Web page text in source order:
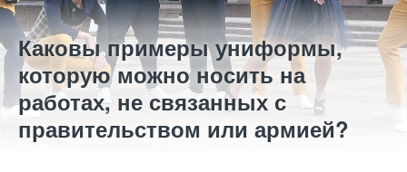
Каковы примеры униформы,
которую можно носить на
работах, не связанных с
правительством или армией?